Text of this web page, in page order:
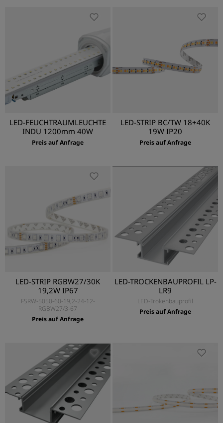
LED-FEUCHTRAUMLEUCHTE
INDU 1200mm 40W
Preis auf Anfrage
LED-STRIP BC/TW 18+40K
19W IP20
Preis auf Anfrage
LED-STRIP RGBW27/30K
19,2W IP67
FSRW-5050-60-19,2-24-12-
RGBW27/3-67
Preis auf Anfrage
LED-TROCKENBAUPROFIL LP-
LR9
LED-Trokenbauprofil
Preis auf Anfrage